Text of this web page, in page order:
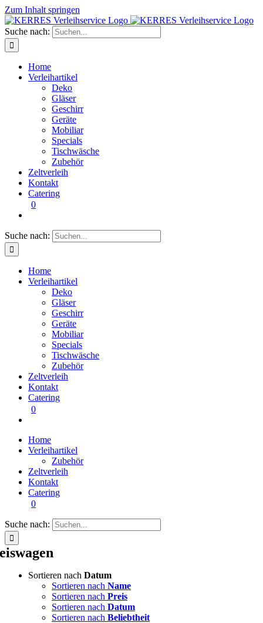
Zum Inhalt springen
Suche nach:
Home
Verleihartikel
Deko
Gläser
Geschirr
Geräte
Mobiliar
Specials
Tischwäsche
Zubehör
Zeltverleih
Kontakt
Catering
0
Suche nach:
Home
Verleihartikel
Deko
Gläser
Geschirr
Geräte
Mobiliar
Specials
Tischwäsche
Zubehör
Zeltverleih
Kontakt
Catering
0
Home
Verleihartikel
Zubehör
Zeltverleih
Kontakt
Catering
0
Suche nach:
eiswagen
Sortieren nach Datum
Sortieren nach Name
Sortieren nach Preis
Sortieren nach Datum
Sortieren nach Beliebtheit